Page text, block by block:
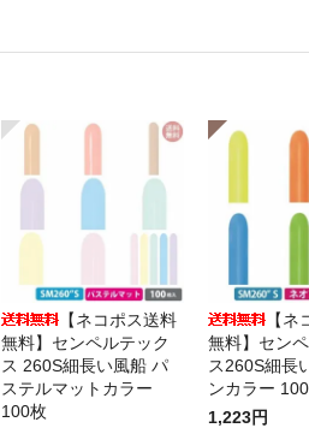
【ネコポス送料
無料】センペルテック
ス 260S細長い風船 パ
ステルマットカラー
100枚
【
無料】セン
ス260S細長
ンカラー
1,223円